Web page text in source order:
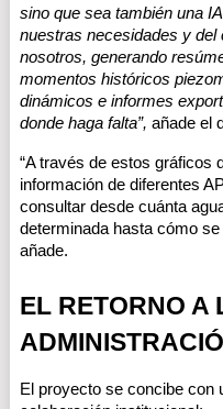
sino que sea también una
nuestras necesidades y
nosotros, generando
momentos históricos
dinámicos e informes
donde haga falta”, añade el
“A través de estos gráficos
información de diferentes
consultar desde cuánta
determinada hasta cómo
añade.
EL RETORNO A
El proyecto se concibe con